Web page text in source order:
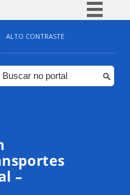
Simplifique!
Comunica BR
Participe
ALTO CONTRASTE
–